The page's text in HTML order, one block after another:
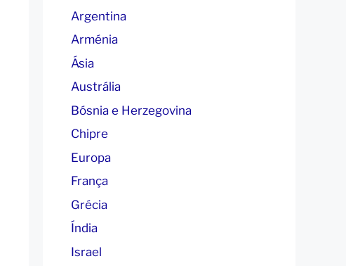
Argentina
Arménia
Ásia
Austrália
Bósnia e Herzegovina
Chipre
Europa
França
Grécia
Índia
Israel